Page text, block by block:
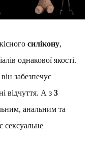
силікону,
однакової якості.
забезпечує
відчуття. А з 3
анальним та
сексуальне